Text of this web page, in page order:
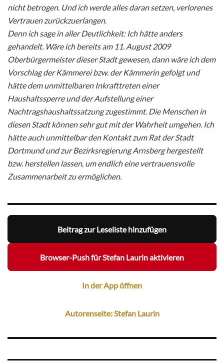
nicht betrogen. Und ich werde alles daran setzen, verlorenes
Vertrauen zurückzuerlangen.
Denn ich sage in aller Deutlichkeit: Ich hätte anders
gehandelt. Wäre ich bereits am 11. August 2009
Oberbürgermeister dieser Stadt gewesen, dann wäre ich dem
Vorschlag der Kämmerei bzw. der Kämmerin gefolgt und
hätte dem unmittelbaren Inkrafttreten einer
Haushaltssperre und der Aufstellung einer
Nachtragshaushaltssatzung zugestimmt. Die Menschen in
diesen Stadt können sehr gut mit der Wahrheit umgehen. Ich
hätte auch unmittelbar den Kontakt zum Rat der Stadt
Dortmund und zur Bezirksregierung Arnsberg hergestellt
bzw. herstellen lassen, um endlich eine vertrauensvolle
Zusammenarbeit zu ermöglichen.
Beitrag zur Leseliste hinzufügen
Browser-Push für Stefan Laurin aktivieren
In der App öffnen
Autorenseite: Stefan Laurin